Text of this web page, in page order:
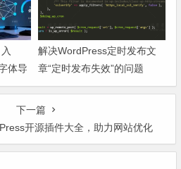
体导
解决WordPress定时发布文
章“定时发布失效”的问题
下一篇
开源插件大全，助力网站优化